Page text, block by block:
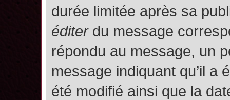
durée limitée après sa
éditerdu message
répondu au message, un
message indiquant qu’il a
été modifié ainsi que la